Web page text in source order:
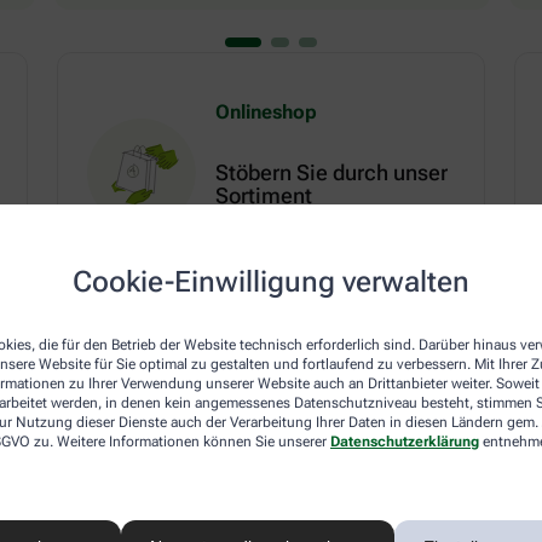
Cookie-Einwilligung verwalten
die für den Betrieb der Website technisch erforderlich sind. Darüber hinaus
Website für Sie optimal zu gestalten und fortlaufend zu verbessern. Mit Ihrer
zu Ihrer Verwendung unserer Website auch an Drittanbieter weiter. Soweit
werden, in denen kein angemessenes Datenschutzniveau besteht, stimmen
Nutzung dieser Dienste auch der Verarbeitung Ihrer Daten in diesen Ländern
zu. Weitere Informationen können Sie unserer Datenschutzerklärung
Onlineshop
Stöbern Sie durch unser
Sortiment
Ratgeber Zum Ratgeber